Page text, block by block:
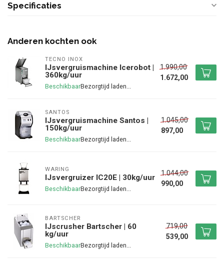
Specificaties
Anderen kochten ook
TECNO INOX
IJsvergruismachine Icerobot |
360kg/uur
Beschikbaar
1.990,00
1.672,00
SANTOS
IJsvergruismachine Santos |
150kg/uur
Beschikbaar
1.045,00
897,00
WARING
IJsvergruizer IC20E | 30kg/uur
Beschikbaar
1.044,00
990,00
BARTSCHER
IJscrusher Bartscher | 60
kg/uur
Beschikbaar
719,00
539,00